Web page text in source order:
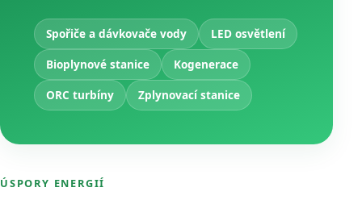
Spořiče a dávkovače vody
LED osvětlení
Bioplynové stanice
Kogenerace
ORC turbíny
Zplynovací stanice
ÚSPORY ENERGIÍ